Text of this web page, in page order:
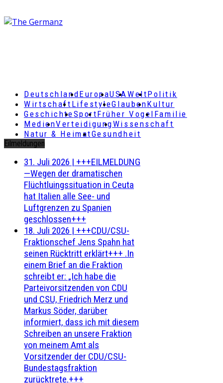
DeutschlandEuropaUSAWeltPolitik
Wirtschaft LifestyleGlaubenKultur
GeschichteSportFrüher Vogel Familie
MedienVerteidigungWissenschaft
Natur & HeimatGesundheit
Eilmeldungen
31. Juli 2026 | +++EILMELDUNG
—Wegen der dramatischen
Flüchtluingssituation in Ceuta
hat Italien alle See- und
Luftgrenzen zu Spanien
geschlossen+++
18. Juli 2026 | +++CDU/CSU-
Fraktionschef Jens Spahn hat
seinen Rücktritt erklärt+++ .In
einem Brief an die Fraktion
schreibt er: „Ich habe die
Parteivorsitzenden von CDU
und CSU, Friedrich Merz und
Markus Söder, darüber
informiert, dass ich mit diesem
Schreiben an unsere Fraktion
von meinem Amt als
Vorsitzender der CDU/CSU-
Bundestagsfraktion
zurücktrete.+++